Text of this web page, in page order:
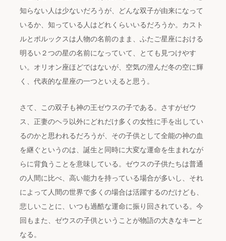
知らない人は少ないだろうが、どんな双子が由来になって
いるか、知っている人はどれくらいいるだろうか。カスト
ルとポルックスは人物の名前のまま、ふたご星座における
明るい２つの星の名前になっていて、とても見つけやす
い。オリオン座ほどではないが、空気の澄んだ冬の空に輝
く、代表的な星座の一つといえると思う。
さて、この双子も神の王ゼウスの子である。さすがゼウ
ス、正妻のヘラ以外にどれだけ多くの女性に手を出してい
るのかと思われるだろうが、その子供として全能の神の血
を継ぐというのは、誕生と同時に大変な運命を生まれなが
らに背負うことを意味している。ゼウスの子供たちは普通
の人間に比べ、高い能力を持っている場合が多いし、それ
によって人間の世界で多くの場合は活躍するのだけども、
悲しいことに、いつも過酷な運命に振り回されている。今
回もまた、ゼウスの子供ということが物語の大きなキーと
なる。